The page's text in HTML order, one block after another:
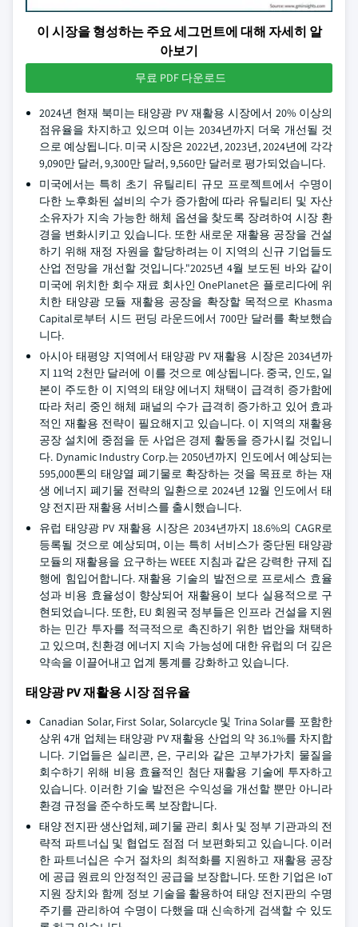
이 시장을 형성하는 주요 세그먼트에 대해 자세히 알
아보기
무료 PDF 다운로드
2024년 현재 북미는 태양광 PV 재활용 시장에서 20% 이상의
점유율을 차지하고 있으며 이는 2034년까지 더욱 개선될 것
으로 예상됩니다. 미국 시장은 2022년, 2023년, 2024년에 각각
9,090만 달러, 9,300만 달러, 9,560만 달러로 평가되었습니다.
미국에서는 특히 초기 유틸리티 규모 프로젝트에서 수명이
다한 노후화된 설비의 수가 증가함에 따라 유틸리티 및 자산
소유자가 지속 가능한 해체 옵션을 찾도록 장려하여 시장 환
경을 변화시키고 있습니다. 또한 새로운 재활용 공장을 건설
하기 위해 재정 자원을 할당하려는 이 지역의 신규 기업들도
산업 전망을 개선할 것입니다."2025년 4월 보도된 바와 같이
미국에 위치한 회수 재료 회사인 OnePlanet은 플로리다에 위
치한 태양광 모듈 재활용 공장을 확장할 목적으로 Khasma
Capital로부터 시드 펀딩 라운드에서 700만 달러를 확보했습
니다.
아시아 태평양 지역에서 태양광 PV 재활용 시장은 2034년까
지 11억 2천만 달러에 이를 것으로 예상됩니다. 중국, 인도, 일
본이 주도한 이 지역의 태양 에너지 채택이 급격히 증가함에
따라 처리 중인 해체 패널의 수가 급격히 증가하고 있어 효과
적인 재활용 전략이 필요해지고 있습니다. 이 지역의 재활용
공장 설치에 중점을 둔 사업은 경제 활동을 증가시킬 것입니
다. Dynamic Industry Corp.는 2050년까지 인도에서 예상되는
595,000톤의 태양열 폐기물로 확장하는 것을 목표로 하는 재
생 에너지 폐기물 전략의 일환으로 2024년 12월 인도에서 태
양 전지판 재활용 서비스를 출시했습니다.
유럽 태양광 PV 재활용 시장은 2034년까지 18.6%의 CAGR로
등록될 것으로 예상되며, 이는 특히 서비스가 중단된 태양광
모듈의 재활용을 요구하는 WEEE 지침과 같은 강력한 규제 집
행에 힘입어합니다. 재활용 기술의 발전으로 프로세스 효율
성과 비용 효율성이 향상되어 재활용이 보다 실용적으로 구
현되었습니다. 또한, EU 회원국 정부들은 인프라 건설을 지원
하는 민간 투자를 적극적으로 촉진하기 위한 법안을 채택하
고 있으며, 친환경 에너지 지속 가능성에 대한 유럽의 더 깊은
약속을 이끌어내고 업계 통계를 강화하고 있습니다.
태양광 PV 재활용 시장 점유율
Canadian Solar, First Solar, Solarcycle 및 Trina Solar를 포함한
상위 4개 업체는 태양광 PV 재활용 산업의 약 36.1%를 차지합
니다. 기업들은 실리콘, 은, 구리와 같은 고부가가치 물질을
회수하기 위해 비용 효율적인 첨단 재활용 기술에 투자하고
있습니다. 이러한 기술 발전은 수익성을 개선할 뿐만 아니라
환경 규정을 준수하도록 보장합니다.
태양 전지판 생산업체, 폐기물 관리 회사 및 정부 기관과의 전
략적 파트너십 및 협업도 점점 더 보편화되고 있습니다. 이러
한 파트너십은 수거 절차의 최적화를 지원하고 재활용 공장
에 공급 원료의 안정적인 공급을 보장합니다. 또한 기업은 IoT
지원 장치와 함께 정보 기술을 활용하여 태양 전지판의 수명
주기를 관리하여 수명이 다했을 때 신속하게 검색할 수 있도